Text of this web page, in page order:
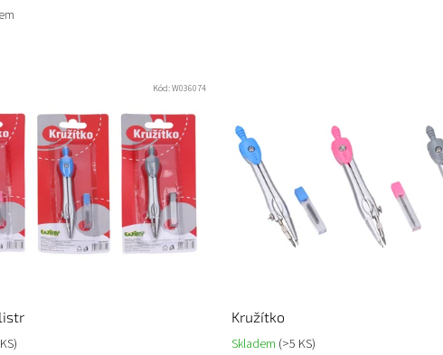
Kód:W036074
Kružítko
Skladem (>5 KS)